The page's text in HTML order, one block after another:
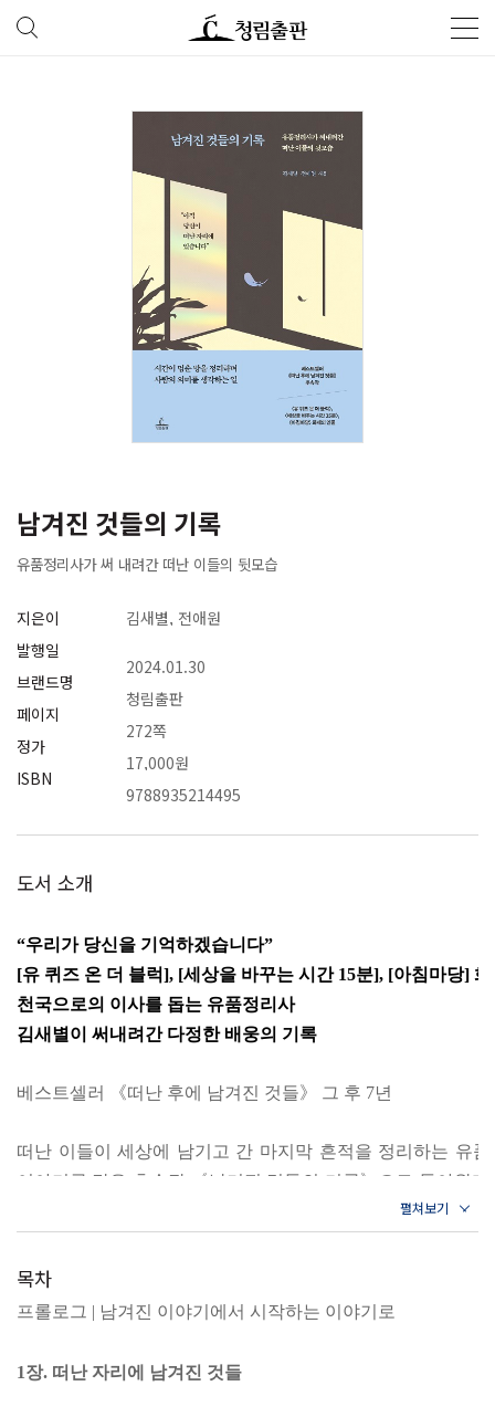
남겨진 것들의 기록
유품정리사가 써 내려간 떠난 이들의 뒷모습
지은이
발행일
브랜드명
페이지
정가
ISBN
김새별, 전애원
2024.01.30
청림출판
272쪽
17,000원
9788935214495
도서 소개
“우리가 당신을 기억하겠습니다”
[유 퀴즈 온 더 블럭], [세상을 바꾸는 시간 15분], [아침마당]
천국으로의 이사를 돕는 유품정리사
김새별이 써내려간 다정한 배웅의 기록
베스트셀러 《떠난 후에 남겨진 것들》 그 후 7년
떠난 이들이 세상에 남기고 간 마지막 흔적을 정리하는 유
이야기를 담은 후속작 《남겨진 것들의 기록》으로 돌아왔
있지만 그들의 사연을 대신 말해주는 유품을 정리할 때면
경각심도 다루지만, 이번 《남겨진 것들의 기록》에는 우리
진하게 담겼다.
목차
프롤로그 | 남겨진 이야기에서 시작하는 이야기로
1장. 떠난 자리에 남겨진 것들